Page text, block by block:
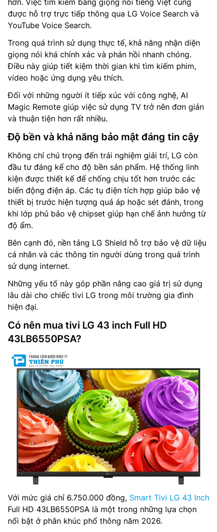
được hỗ trợ trực tiếp thông qua LG Voice Search và
YouTube Voice Search.
Trong quá trình sử dụng thực tế, khả năng nhận diện
giọng nói khá chính xác và phản hồi nhanh chóng.
Điều này giúp tiết kiệm thời gian khi tìm kiếm phim,
video hoặc ứng dụng yêu thích.
Đối với những người ít tiếp xúc với công nghệ, AI
Magic Remote giúp việc sử dụng TV trở nên đơn giản
và thuận tiện hơn rất nhiều.
Độ bền và khả năng bảo mật đáng tin cậy
Không chỉ chú trọng đến trải nghiệm giải trí, LG còn
đầu tư đáng kể cho độ bền sản phẩm. Hệ thống linh
kiện được thiết kế để chống chịu tốt hơn trước các
biến động điện áp. Các tụ điện tích hợp giúp bảo vệ
thiết bị trước hiện tượng quá áp hoặc sét đánh, trong
khi lớp phủ bảo vệ chipset giúp hạn chế ảnh hưởng từ
độ ẩm.
Bên cạnh đó, nền tảng LG Shield hỗ trợ bảo vệ dữ liệu
cá nhân và các thông tin người dùng trong quá trình
sử dụng internet.
Những yếu tố này góp phần nâng cao giá trị sử dụng
lâu dài cho chiếc tivi LG trong môi trường gia đình
hiện đại.
Có nên mua tivi LG 43 inch Full HD
43LB6550PSA?
Với mức giá chỉ 6.750.000 đồng, Smart Tivi LG 43 Inch
Full HD 43LB6550PSA là một trong những lựa chọn
nổi bật ở phân khúc phổ thông năm 2026.